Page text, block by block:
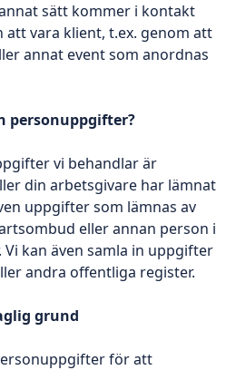
sätt kommer i kontakt
att vara klient, t.ex. genom att
annat event som anordnas
personuppgifter?
vi behandlar är
din arbetsgivare har lämnat
uppgifter som lämnas av
eller annan person i
kan även samla in uppgifter
andra offentliga register.
grund
för att